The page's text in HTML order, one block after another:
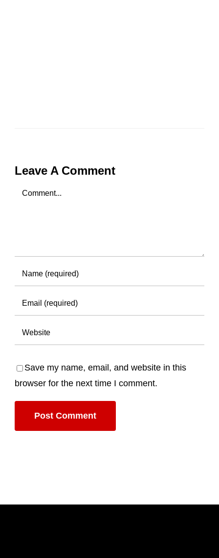
Leave A Comment
Comment
Save my name, email, and website in this
browser for the next time I comment.